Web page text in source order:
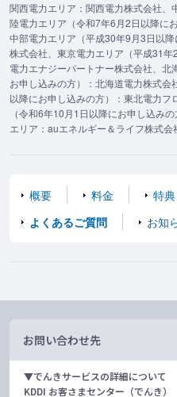
関西電力エリア：関西電力株式会社
陸電力エリア（令和7年6月2日以降に
中部電力エリア（平成30年9月3日以
株式会社、東京電力エリア（平成31
電力エナジーパートナー株式会社、
お申し込みの方）：北海道電力株式
以降にお申し込みの方）：東北電力
（令和6年10月1日以降にお申し込み
エリア：auエネルギー＆ライフ株式会
概要 料金 特典
よくあるご質問
お知
お問い合わせ先
▼でんきサービスの詳細について
KDDI お客さまセンター（でんき）